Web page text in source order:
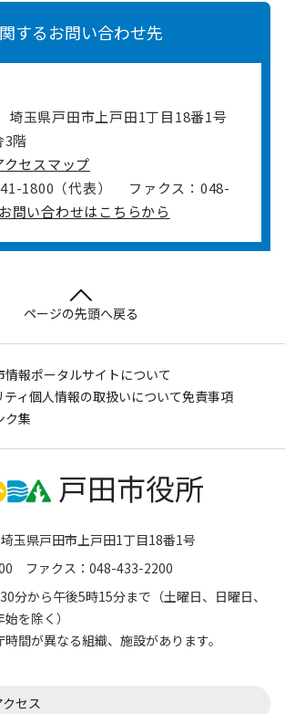
するお問い合わせ先
埼玉県戸田市上戸田1丁目18番1号
3階
セスマップ
1800（代表）
ファクス：048-
お問い合わせはこちらから
ページの先頭へ戻る
情報ポータルサイトについて
ィ個人情報の取扱いについて免責事項
ク集
玉県戸田市上戸田1丁目18番1号
ファクス：048-433-2200
分から午後5時15分まで（土曜日、日曜日、
を除く）
時間が異なる組織、施設があります。
セス